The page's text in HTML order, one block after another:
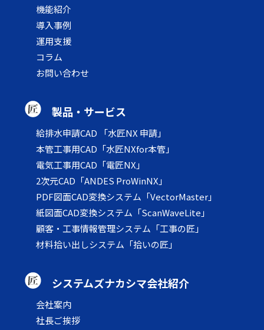
機能紹介
導入事例
運用支援
コラム
お問い合わせ
製品・サービス
給排水申請CAD 「水匠NX 申請」
本管工事用CAD「水匠NXfor本管」
電気工事用CAD「電匠NX」
2次元CAD「ANDES ProWinNX」
PDF図面CAD変換システム「VectorMaster」
紙図面CAD変換システム「ScanWaveLite」
顧客・工事情報管理システム「工事の匠」
材料拾い出しシステム「拾いの匠」
システムズナカシマ会社紹介
会社案内
社長ご挨拶